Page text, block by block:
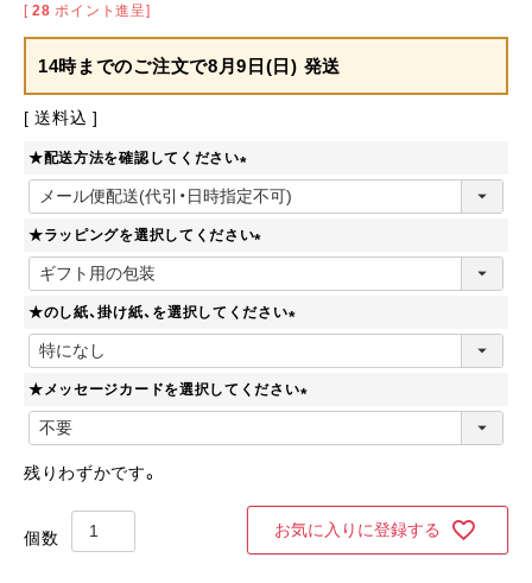
[ 28 ポイント進呈]
14時までのご注文で8月9日(日) 発送
送料込
★配送方法を確認してください
(
必
須
)
★ラッピングを選択してください
必
須
)
★のし紙、掛け紙、を選択してください
必
須
)
★メッセージカードを選択してください
必
残りわずかです。
お気に入りに登録する